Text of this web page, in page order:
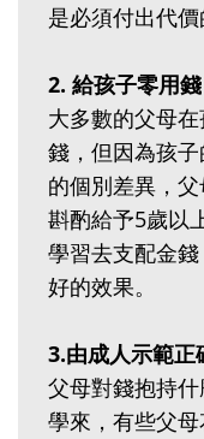
是必須付出代價
2. 給孩子零用錢
大多數的父母
錢，但因為孩
的個別差異，
斟酌給予5歲以
學習去支配金
好的效果。
3.由成人示範正
父母對錢抱持
學來，有些父